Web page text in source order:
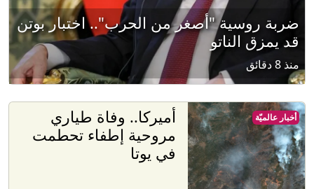
ضربة روسية "أصغر من الحرب".. اختبار بوتن
قد يمزق الناتو
منذ 8 دقائق
أميركا.. وفاة طياري
مروحية إطفاء تحطمت
في يوتا
أخبار عالميّة